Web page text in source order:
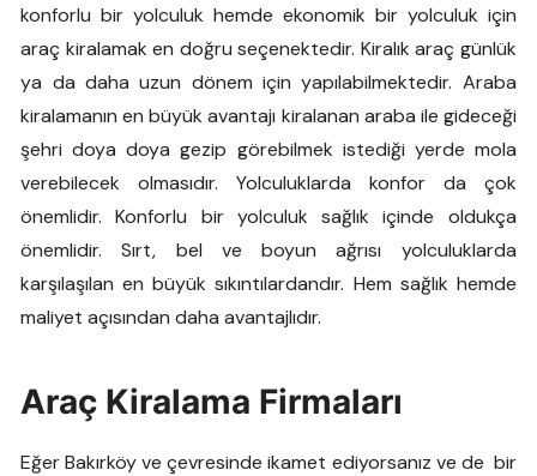
konforlu bir yolculuk hemde ekonomik bir yolculuk için
araç kiralamak en doğru seçenektedir. Kiralık araç günlük
ya da daha uzun dönem için yapılabilmektedir. Araba
kiralamanın en büyük avantajı kiralanan araba ile gideceği
şehri doya doya gezip görebilmek istediği yerde mola
verebilecek olmasıdır. Yolculuklarda konfor da çok
önemlidir. Konforlu bir yolculuk sağlık içinde oldukça
önemlidir. Sırt, bel ve boyun ağrısı yolculuklarda
karşılaşılan en büyük sıkıntılardandır. Hem sağlık hemde
maliyet açısından daha avantajlıdır.
Araç Kiralama Firmaları
Eğer Bakırköy ve çevresinde ikamet ediyorsanız ve de bir